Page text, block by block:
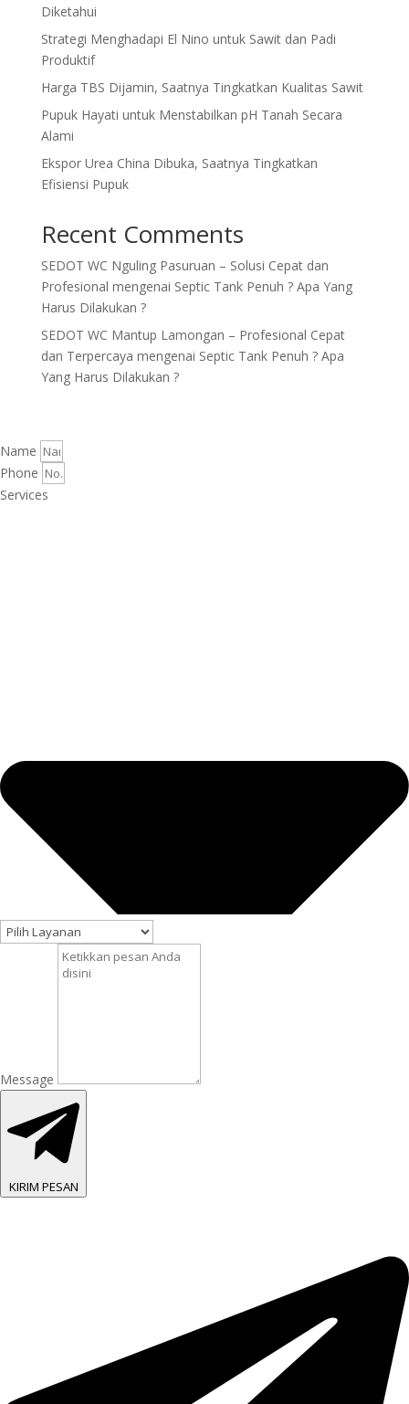
Diketahui
Strategi Menghadapi El Nino untuk Sawit dan Padi
Produktif
Harga TBS Dijamin, Saatnya Tingkatkan Kualitas Sawit
Pupuk Hayati untuk Menstabilkan pH Tanah Secara
Alami
Ekspor Urea China Dibuka, Saatnya Tingkatkan
Efisiensi Pupuk
Recent Comments
SEDOT WC Nguling Pasuruan – Solusi Cepat dan
Profesional mengenai Septic Tank Penuh ? Apa Yang
Harus Dilakukan ?
SEDOT WC Mantup Lamongan – Profesional Cepat
dan Terpercaya mengenai Septic Tank Penuh ? Apa
Yang Harus Dilakukan ?
Name
Phone
Services
Message
KIRIM PESAN